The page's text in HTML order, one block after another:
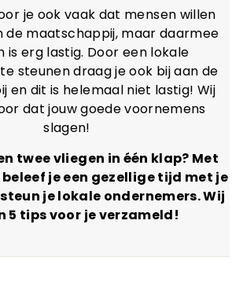
je ook vaak dat mensen willen
de maatschappij, maar daarmee
is erg lastig. Door een lokale
steunen draag je ook bij aan de
en dit is helemaal niet lastig! Wij
dat jouw goede voornemens
slagen!
twee vliegen in één klap? Met
je een gezellige tijd met je
je lokale ondernemers. Wij
5 tips voor je verzameld!